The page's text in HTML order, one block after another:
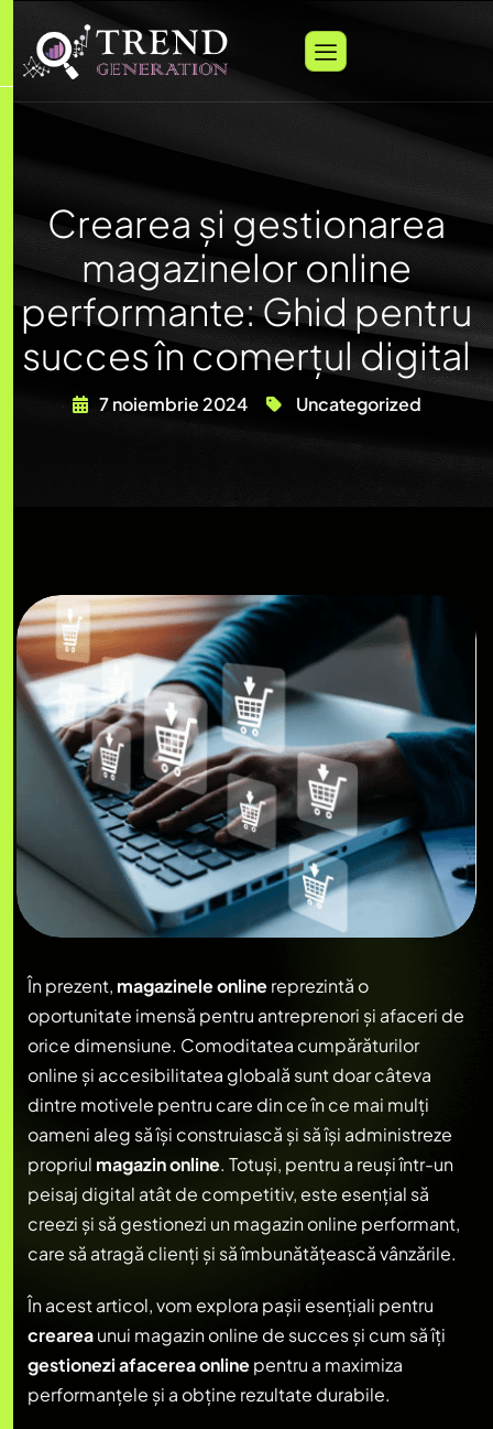
Crearea și gestionarea
magazinelor online
performante: Ghid pentru
succes în comerțul digital
7 noiembrie 2024 Uncategorized
În prezent, magazinele onlinereprezintă o
oportunitate imensă pentru antreprenori și afaceri de
orice dimensiune. Comoditatea cumpărăturilor
online și accesibilitatea globală sunt doar câteva
dintre motivele pentru care din ce în ce mai mulți
oameni aleg să își construiască și să își administreze
propriul magazin online. Totuși, pentru a reuși într-un
peisaj digital atât de competitiv, este esențial să
creezi și să gestionezi un magazin online performant,
care să atragă clienți și să îmbunătățească vânzările.
În acest articol, vom explora pașii esențiali pentru
creareaunui magazin online de succes și cum să îți
gestionezi afacerea onlinepentru a maximiza
performanțele și a obține rezultate durabile.